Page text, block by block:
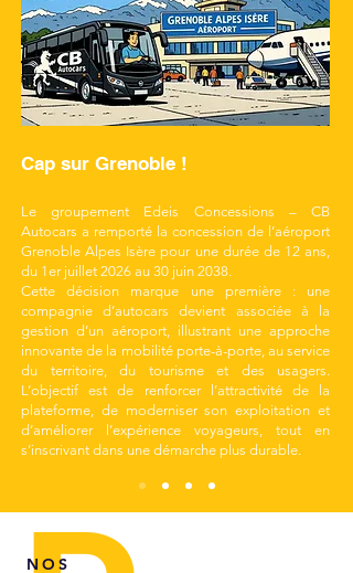
NOS
Cap sur Grenoble !
Le groupement Edeis Concessions – CB
Autocars a remporté la concession de l’aéroport
Grenoble Alpes Isère pour une durée de 12 ans,
du 1er juillet 2026 au 30 juin 2038.
Cette décision marque une première : une
compagnie d’autocars devient associée à la
gestion d’un aéroport, illustrant une approche
innovante de la mobilité porte-à-porte, au service
du territoire, du tourisme et des usagers.
L’objectif est de renforcer l’attractivité de la
plateforme, de moderniser son exploitation et
d’améliorer l’expérience voyageurs, tout en
s’inscrivant dans une démarche plus durable.